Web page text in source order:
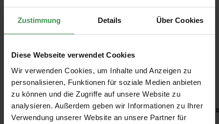
Zustimmung Details Über Cookies
Diese Webseite verwendet Cookies
Wir verwenden Cookies, um Inhalte und Anzeigen zu
personalisieren, Funktionen für soziale Medien anbieten
zu können und die Zugriffe auf unsere Website zu
analysieren. Außerdem geben wir Informationen zu Ihrer
Verwendung unserer Website an unsere Partner für
Empfohlenes Zubehör
Produktgalerie überspringen
Kleisterroller